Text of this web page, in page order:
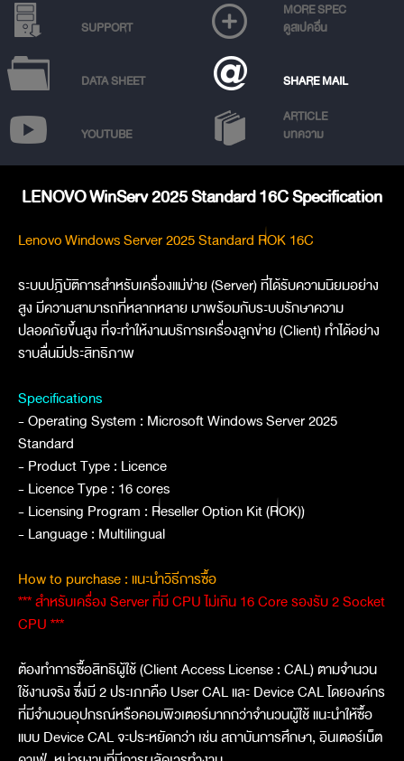
SUPPORT
MORE SPEC
ดูสเปคอื่น
DATA SHEET SHARE MAIL
YOUTUBE
ARTICLE
บทความ
LENOVO WinServ 2025 Standard 16C Specification
Lenovo Windows Server 2025 Standard ROK 16C
ระบบปฎิบัติการสำหรับเครื่องแม่ข่าย (Server) ที่ได้รับความนิยมอย่าง
สูง มีความสามารถที่หลากหลาย มาพร้อมกับระบบรักษาความ
ปลอดภัยขึ้นสูง ที่จะทำให้งานบริการเครื่องลูกข่าย (Client) ทำได้อย่าง
ราบลื่นมีประสิทธิภาพ
Specifications
- Operating System : Microsoft Windows Server 2025
Standard
- Product Type : Licence
- Licence Type : 16 cores
- Licensing Program : Reseller Option Kit (ROK))
- Language : Multilingual
How to purchase : แนะนำวิธีการซื้อ
*** สำหรับเครื่อง Server ที่มี CPU ไม่เกิน 16 Core รองรับ 2 Socket
CPU ***
ต้องทำการซื้อสิทธิผู้ใช้ (Client Access License : CAL) ตามจำนวน
ใช้งานจริง ซึ่งมี 2 ประเภทคือ User CAL และ Device CAL โดยองค์กร
ที่มีจำนวนอุปกรณ์หรือคอมพิวเตอร์มากกว่าจำนวนผู้ใช้ แนะนำให้ซื้อ
แบบ Device CAL จะประหยัดกว่า เช่น สถาบันการศึกษา, อินเตอร์เน็ต